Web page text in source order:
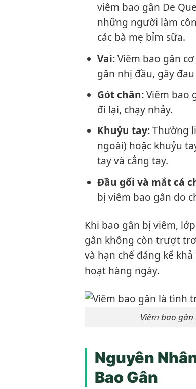
viêm bao gân De
những người làm
các bà mẹ bỉm sữa.
Vai:Viêm bao gân
gân nhị đầu, gây
Gót chân:Viêm bao
đi lại, chạy nhảy.
Khuỷu tay:Thường
ngoài) hoặc khuỷu
tay và cẳng tay.
Đầu gối và mắt cá
bị viêm bao gân do
Khi bao gân bị viêm,
gân không còn trượt
và hạn chế đáng kể
hoạt hàng ngày.
Viêm bao
Nguyên
Bao Gân